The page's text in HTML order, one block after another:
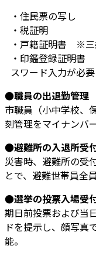
・住民票の写し
・税証明
・戸籍証明書 ※三
・印鑑登録証明書
スワード入力が必要
●職員の出退勤管理
市職員（小中学校、
刻管理をマイナンバ
●避難所の入退所受
災害時、避難所の受
とで、避難世帯員全
●選挙の投票入場受
期日前投票および当
ドを提示し、顔写真
能。